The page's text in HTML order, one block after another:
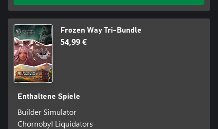
Frozen Way Tri-Bundle
54,99 €
Enthaltene Spiele
Builder Simulator
Chornobyl Liquidators